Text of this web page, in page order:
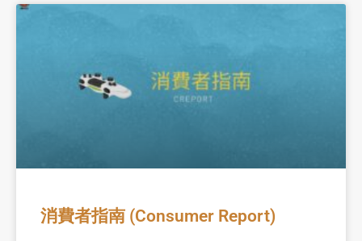
消費者指南 (Consumer Report)